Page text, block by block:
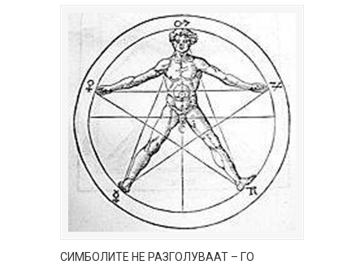
СИМБОЛИТЕ НЕ РАЗГОЛУВААТ – ГО